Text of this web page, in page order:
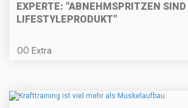
EXPERTE: "ABNEHMSPRITZEN SIND
LIFESTYLEPRODUKT"
OÖ Extra